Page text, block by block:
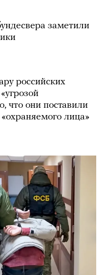
заметили
российских
что они поставили
лица»